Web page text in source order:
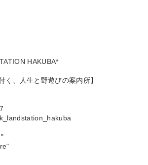
HAKUBA*
く、人生と野遊びの案内所】